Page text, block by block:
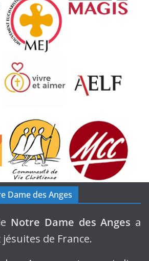
Dame des Anges
Notre Dame des Anges a
de France.